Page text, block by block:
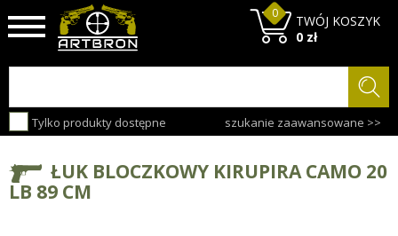
Tylko produkty dostępne szukanie zaawansowane >>
TWÓJ KOSZYK
0
0 zł
ŁUK BLOCZKOWY KIRUPIRA CAMO 20
LB 89 CM